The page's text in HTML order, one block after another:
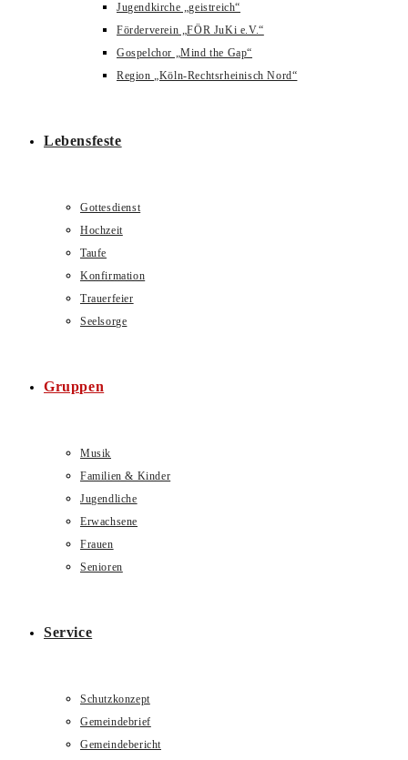
Jugendkirche „geistreich“
Förderverein „FÖR JuKi e.V.“
Gospelchor „Mind the Gap“
Region „Köln-Rechtsrheinisch Nord“
Lebensfeste
Gottesdienst
Hochzeit
Taufe
Konfirmation
Trauerfeier
Seelsorge
Gruppen
Musik
Familien & Kinder
Jugendliche
Erwachsene
Frauen
Senioren
Service
Schutzkonzept
Gemeindebrief
Gemeindebericht